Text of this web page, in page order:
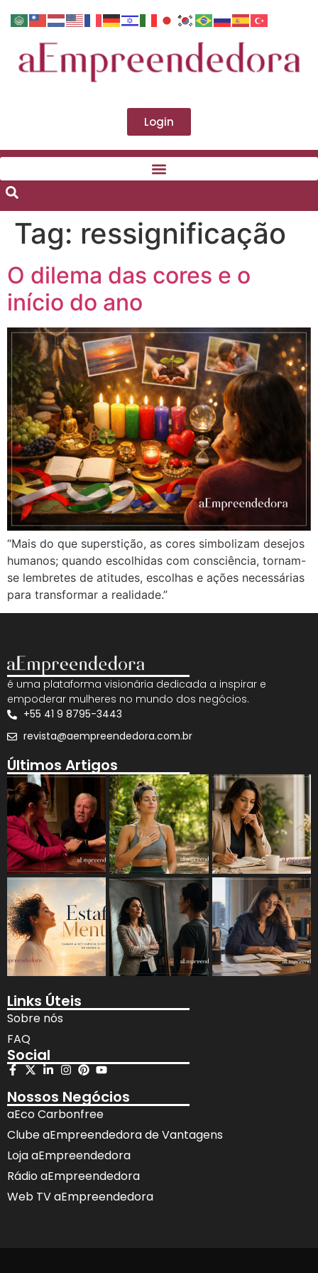
Login
Tag: ressignificação
O dilema das cores e o
início do ano
“Mais do que superstição, as cores simbolizam desejos
humanos; quando escolhidas com consciência, tornam-
se lembretes de atitudes, escolhas e ações necessárias
para transformar a realidade.”
é uma plataforma visionária dedicada a inspirar e
empoderar mulheres no mundo dos negócios.
+55 41 9 8795-3443
revista@aempreendedora.com.br
Últimos Artigos
Links Úteis
Sobre nós
FAQ
Social
Nossos Negócios
aEco Carbonfree
Clube aEmpreendedora de Vantagens
Loja aEmpreendedora
Rádio aEmpreendedora
Web TV aEmpreendedora